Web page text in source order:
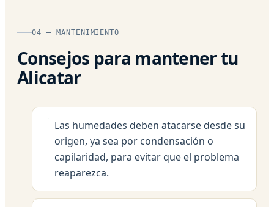
04 — MANTENIMIENTO
Consejos para mantener tu
Alicatar
Las humedades deben atacarse desde su
origen, ya sea por condensación o
capilaridad, para evitar que el problema
reaparezca.